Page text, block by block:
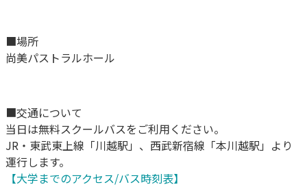
■場所
尚美パストラルホール
■交通について
当日は無料スクールバスをご利用ください。
JR・東武東上線「川越駅」、西武新宿線「本川越駅」より
運行します。
【大学までのアクセス/バス時刻表】